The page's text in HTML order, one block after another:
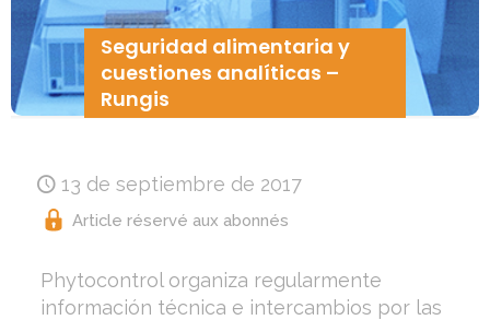
Seguridad alimentaria y
cuestiones analíticas –
Rungis
13 de septiembre de 2017
Article réservé aux abonnés
Phytocontrol organiza regularmente
información técnica e intercambios por las